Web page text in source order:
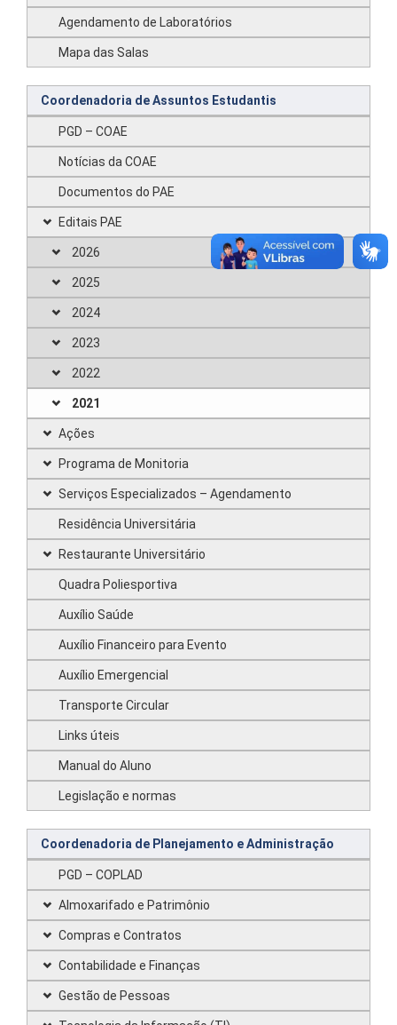
Agendamento de Laboratórios
Mapa das Salas
Coordenadoria de Assuntos Estudantis
PGD – COAE
Notícias da COAE
Documentos do PAE
Editais PAE
2026
2025
2024
2023
2022
2021
Ações
Programa de Monitoria
Serviços Especializados – Agendamento
Residência Universitária
Restaurante Universitário
Quadra Poliesportiva
Auxílio Saúde
Auxílio Financeiro para Evento
Auxílio Emergencial
Transporte Circular
Links úteis
Manual do Aluno
Legislação e normas
Coordenadoria de Planejamento e Administração
PGD – COPLAD
Almoxarifado e Patrimônio
Compras e Contratos
Contabilidade e Finanças
Gestão de Pessoas